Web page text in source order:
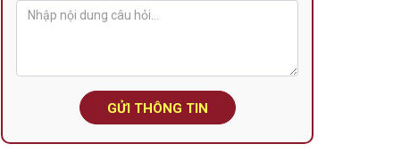
GỬI THÔNG TIN